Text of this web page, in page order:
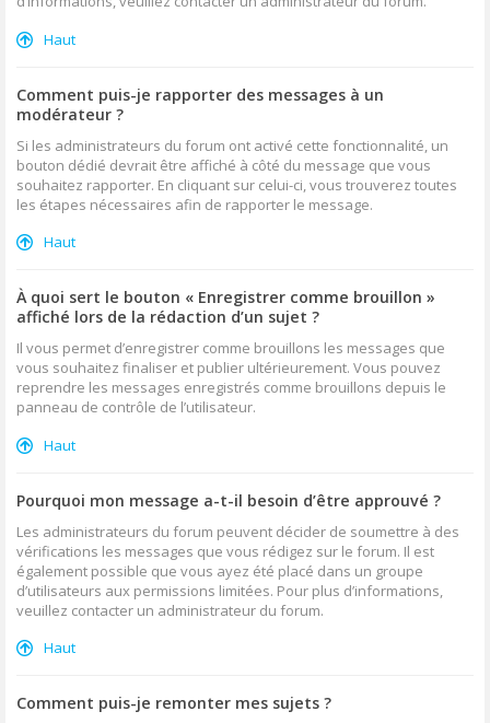
Haut
Comment puis-je rapporter des messages à un
modérateur ?
Si les administrateurs du forum ont activé cette fonctionnalité, un
bouton dédié devrait être affiché à côté du message que vous
souhaitez rapporter. En cliquant sur celui-ci, vous trouverez toutes
les étapes nécessaires afin de rapporter le message.
Haut
À quoi sert le bouton « Enregistrer comme brouillon »
affiché lors de la rédaction d’un sujet ?
Il vous permet d’enregistrer comme brouillons les messages que
vous souhaitez finaliser et publier ultérieurement. Vous pouvez
reprendre les messages enregistrés comme brouillons depuis le
panneau de contrôle de l’utilisateur.
Haut
Pourquoi mon message a-t-il besoin d’être approuvé ?
Les administrateurs du forum peuvent décider de soumettre à des
vérifications les messages que vous rédigez sur le forum. Il est
également possible que vous ayez été placé dans un groupe
d’utilisateurs aux permissions limitées. Pour plus d’informations,
veuillez contacter un administrateur du forum.
Haut
Comment puis-je remonter mes sujets ?